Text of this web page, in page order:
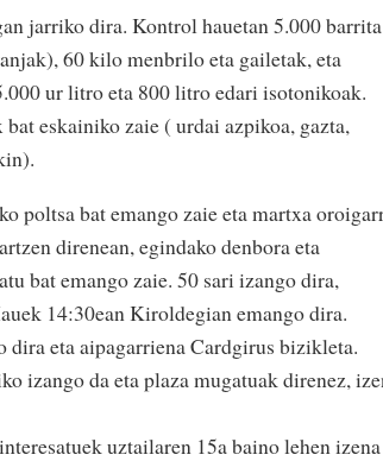
jarriko dira. Kontrol hauetan 5.000 barrita
60 kilo menbrilo eta gailetak, eta
ur litro eta 800 litro edari isotonikoak.
eskainiko zaie ( urdai azpikoa, gazta,
poltsa bat emango zaie eta martxa
direnean, egindako denbora eta
bat emango zaie. 50 sari izango dira,
14:30ean Kiroldegian emango dira.
dira eta aipagarriena Cardgirus bizikleta.
izango da eta plaza mugatuak direnez,
uztailaren 15a baino lehen izena